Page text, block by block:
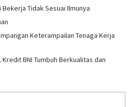
Tidak Sesuai Ilmunya
Keterampailan Tenaga Kerja
BNI Tumbuh Berkualitas dan